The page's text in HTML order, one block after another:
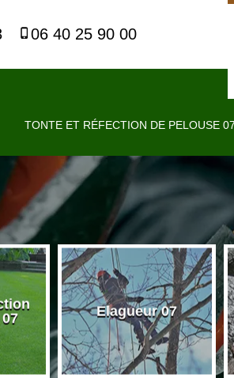
06 40 25 90 00
TONTE ET RÉFECTION DE PELOUSE 07
Elagueur 07